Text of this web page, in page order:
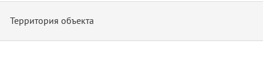
Территория объекта